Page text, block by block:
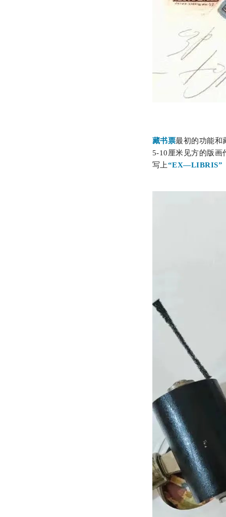
藏书票最初的功能和
5-10厘米见方的版画
写上“EX—LIBRIS”